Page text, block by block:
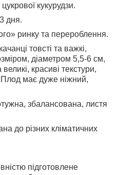
кукурудзи.
дня.
ринку та перероблення.
товсті та важкі,
діаметром 5,5-6 см,
красиві текстури,
Плод має дуже ніжний,
збалансована, листя
до різних кліматичних
підготовлене